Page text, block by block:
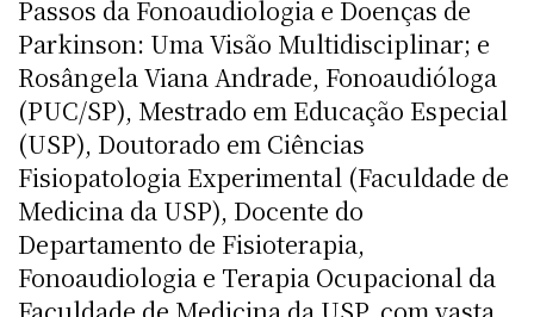
Passos da Fonoaudiologia e Doenças de
Parkinson: Uma Visão Multidisciplinar; e
Rosângela Viana Andrade, Fonoaudióloga
(PUC/SP), Mestrado em Educação Especial
(USP), Doutorado em Ciências 
Fisiopatologia Experimental (Faculdade de
Medicina da USP), Docente do
Departamento de Fisioterapia,
Fonoaudiologia e Terapia Ocupacional da
Faculdade de Medicina da USP, com vasta